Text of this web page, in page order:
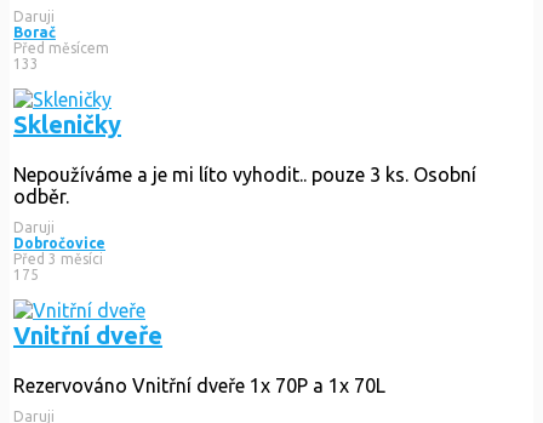
Daruji
Borač
Před měsícem
133
Skleničky
Nepoužíváme a je mi líto vyhodit.. pouze 3 ks. Osobní
odběr.
Daruji
Dobročovice
Před 3 měsíci
175
Vnitřní dveře
Rezervováno Vnitřní dveře 1x 70P a 1x 70L
Daruji